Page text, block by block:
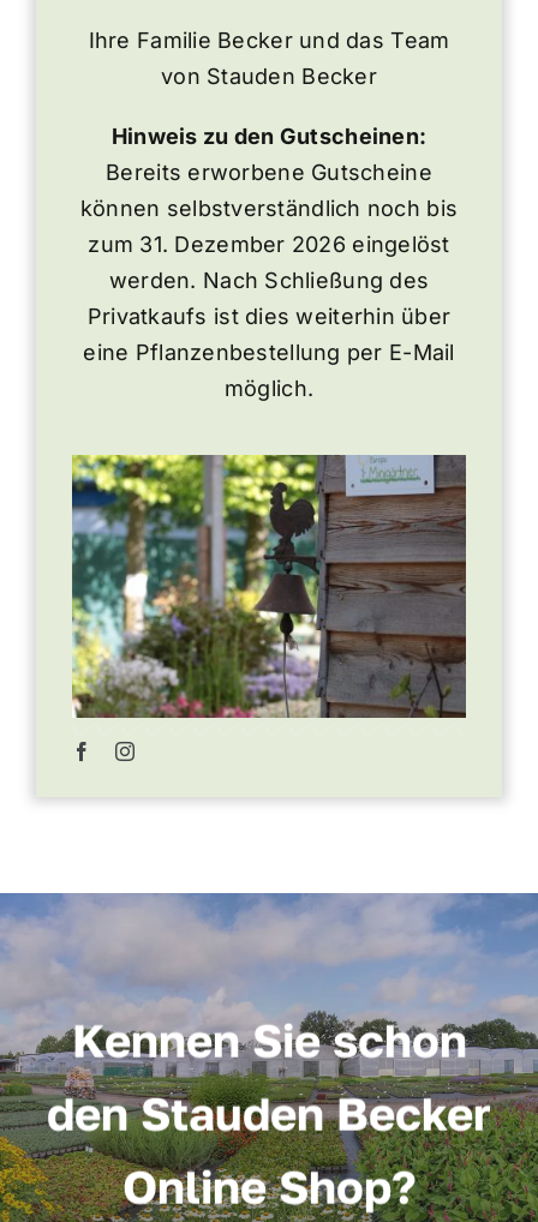
Ihre Familie Becker und das Team
von Stauden Becker
Hinweis zu den Gutscheinen:
Bereits erworbene Gutscheine
können selbstverständlich noch bis
zum 31. Dezember 2026 eingelöst
werden. Nach Schließung des
Privatkaufs ist dies weiterhin über
eine Pflanzenbestellung per E-Mail
möglich.
Kennen Sie schon
den Stauden Becker
Online Shop?